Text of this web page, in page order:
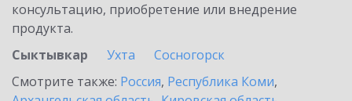
консультацию, приобретение или внедрение
продукта.
Сыктывкар
Ухта
Сосногорск
Смотрите также: Россия, Республика Коми,